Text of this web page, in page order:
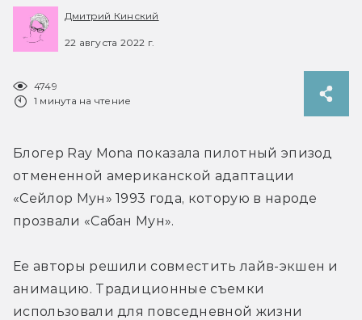
Дмитрий Кинский
22 августа 2022 г.
4749
1 минута на чтение
Блогер Ray Mona показала пилотный эпизод
отмененной американской адаптации
«Сейлор Мун» 1993 года, которую в народе
прозвали «Сабан Мун».
Ее авторы решили совместить лайв-экшен и
анимацию. Традиционные съемки
использовали для повседневной жизни